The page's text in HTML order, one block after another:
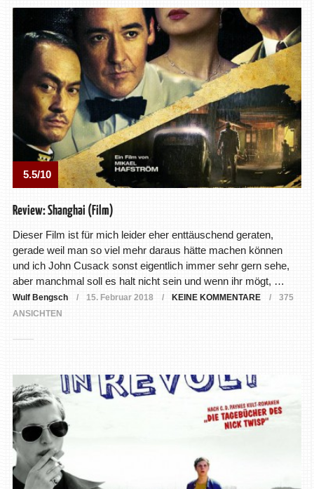
5.5/10
Review: Shanghai (Film)
Dieser Film ist für mich leider eher enttäuschend geraten,
gerade weil man so viel mehr daraus hätte machen können
und ich John Cusack sonst eigentlich immer sehr gern sehe,
aber manchmal soll es halt nicht sein und wenn ihr mögt, …
Wulf Bengsch 15. Februar 2018 KEINE KOMMENTARE
375
ANSICHTEN